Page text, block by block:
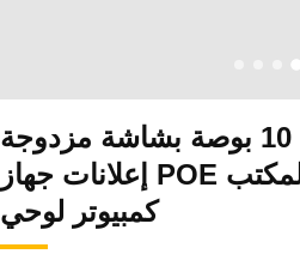
جهاز لوحة أندرويد 10 بوصة بشاشة مزدوجة
RK3288 سطح المكتب POE إعلانات جهاز
كمبيوتر لوحي